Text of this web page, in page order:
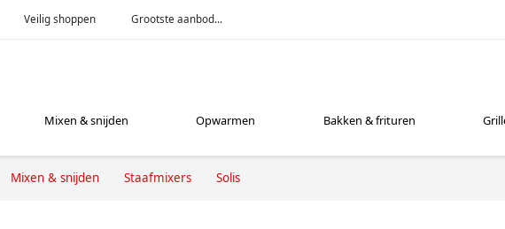
Veilig shoppen Grootste aanbod...
Mixen & snijden Opwarmen Bakken & frituren
Mixen & snijden Staafmixers Solis